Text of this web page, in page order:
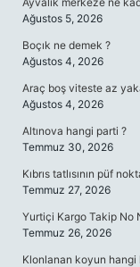
Ağustos 5, 2026
Boçık ne demek ?
Ağustos 4, 2026
Araç boş viteste az
Ağustos 4, 2026
Altınova hangi parti ?
Temmuz 30, 2026
Kıbrıs tatlısının püf
Temmuz 27, 2026
Yurtiçi Kargo Takip No
Temmuz 26, 2026
Klonlanan koyun